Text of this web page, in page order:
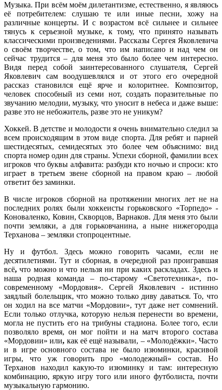
Музыка. При всём моём дилетантизме, естественно, я являюсь
её потребителем: слушаю те или иные песни, хожу на
различные концерты. И с возрастом всё сильнее и сильнее
тянусь к серьезной музыке, к тому, что принято называть
классическими произведениями. Рассказы Сергея Яковлевича
о своём творчестве, о том, что им написано и над чем он
сейчас трудится – для меня это было более чем интересно.
Видя перед собой заинтересованного слушателя, Сергей
Яковлевич сам воодушевлялся и от этого его очередной
рассказ становился ещё ярче и колоритнее. Композитор,
человек способный из семи нот, создать поразительные по
звучанию мелодии, музыку, что уносит в небеса и даже выше:
разве это не небожитель, разве это не уникум?
Хоккей. В детстве и молодости я очень внимательно следил за
всем происходящим в этом виде спорта. Для ребят и парней
шестидесятых, семидесятых это более чем объяснимо: вид
спорта номер один для страны. Успехи сборной, фамилии всех
игроков что буквы алфавита: разбуди кто ночью и спроси: кто
играет в третьем звене сборной на правом краю – любой
ответит без заминки.
В числе игроков сборной на протяжении многих лет не на
последних ролях были хоккеисты горьковского «Торпедо» -
Коноваленко, Ковин, Скворцов, Варнаков. Для меня это были
почти земляки, а для горьковчанина, а ныне нижегородца
Терханова – земляки стопроцентные.
Ну и футбол. Здесь можно говорить часами, если не
десятилетиями. Тут и сборная, в очередной раз проигравшая
всё, что можно и что нельзя ни при каких раскладах. Здесь и
наша родная команда – по-старому «Светотехника», по-
современному «Мордовия». Сергей Яковлевич - истинно
заядлый болельщик, что можно только диву даваться. То, что
он ходил на все матчи «Мордовии», тут даже нет сомнений.
Если только отлучка, которую нельзя перенести во времени,
могла не пустить его на трибуны стадиона. Более того, если
позволяло время, он мог пойти и на матч второго состава
«Мордовии» или, как её ещё называли, – «Молодёжки». Часто
и в игре основного состава не было изюминки, красивой
игры, что уж говорить про «молодежный» состав. Но
Терханов находил какую-то изюминку и там: интересную
комбинацию, яркую игру того или иного футболиста, почти
музыкальную гармонию.